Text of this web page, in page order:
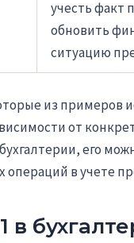
учесть факт
обновить
ситуацию
из примеров
от
его
операций в учете
в